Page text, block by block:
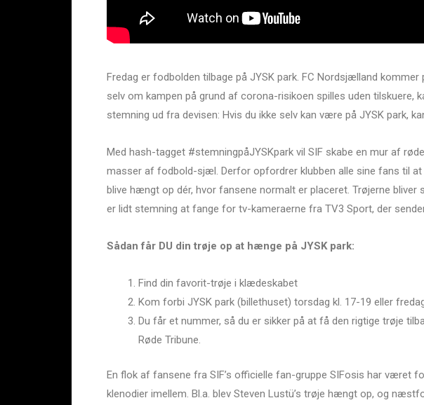
Fredag er fodbolden tilbage på JYSK park. FC Nordsjælland
selv om kampen på grund af corona-risikoen spilles uden tilskuere,
stemning ud fra devisen: Hvis du ikke selv kan være på JYSK park,
Med hash-tagget #stemningpåJYSKpark vil SIF skabe en mur af
masser af fodbold-sjæl. Derfor opfordrer klubben alle sine fans til
blive hængt op dér, hvor fansene normalt er placeret. Trøjerne
er lidt stemning at fange for tv-kameraerne fra TV3 Sport, der
Sådan får DU din trøje op at hænge på JYSK park:
Find din favorit-trøje i klædeskabet
Kom forbi JYSK park (billethuset) torsdag kl. 17-19 eller
Du får et nummer, så du er sikker på at få den rigtige trøje
Røde Tribune.
En flok af fansene fra SIF’s officielle fan-gruppe SIFosis har været
klenodier imellem. Bl.a. blev Steven Lustü’s trøje hængt op, og